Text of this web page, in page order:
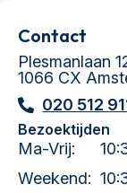
Contact
Plesmanlaan
1066 CX
020 512
Bezoektijden
Ma-Vrij:
Weekend: